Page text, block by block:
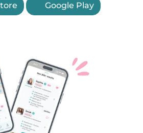
Google Play